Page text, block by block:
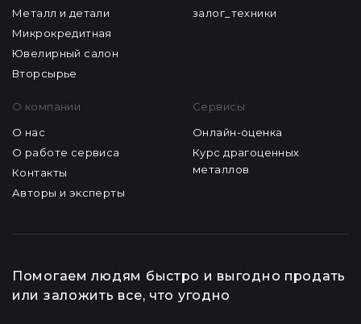
Металл и детали
Микрокредитная
Ювелирный салон
Вторсырье
залог_техники
О компании
О нас
О работе сервиса
Контакты
Авторы и эксперты
Сервисы
Онлайн-оценка
Курс драгоценных
металлов
Помогаем людям быстро и выгодно продать
или заложить все, что угодно